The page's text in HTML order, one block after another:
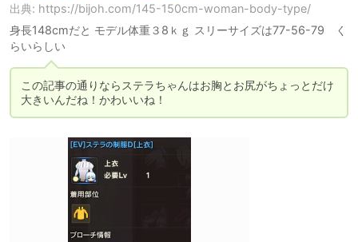
出典: https://bijoh.com/145-150cm-woman-body-type/
身長148cmだと モデル体重３8ｋｇ スリーサイズは77-56-79 く
らいらしい
この記事の通りならステラちゃんはお胸とお尻がちょっとだけ
大きいんだね！かわいいね！